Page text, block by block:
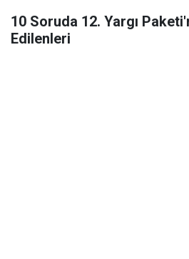
10 Soruda 12. Yargı
Edilenleri